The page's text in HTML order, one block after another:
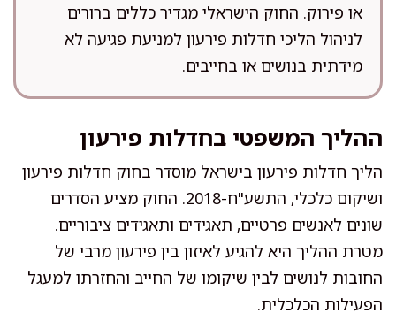
או פירוק. החוק הישראלי מגדיר כללים ברורים
לניהול הליכי חדלות פירעון למניעת פגיעה לא
מידתית בנושים או בחייבים.
ההליך המשפטי בחדלות פירעון
הליך חדלות פירעון בישראל מוסדר בחוק חדלות פירעון
ושיקום כלכלי, התשע"ח-2018. החוק מציע הסדרים
שונים לאנשים פרטיים, תאגידים ותאגידים ציבוריים.
מטרת ההליך היא להגיע לאיזון בין פירעון מרבי של
החובות לנושים לבין שיקומו של החייב והחזרתו למעגל
הפעילות הכלכלית.